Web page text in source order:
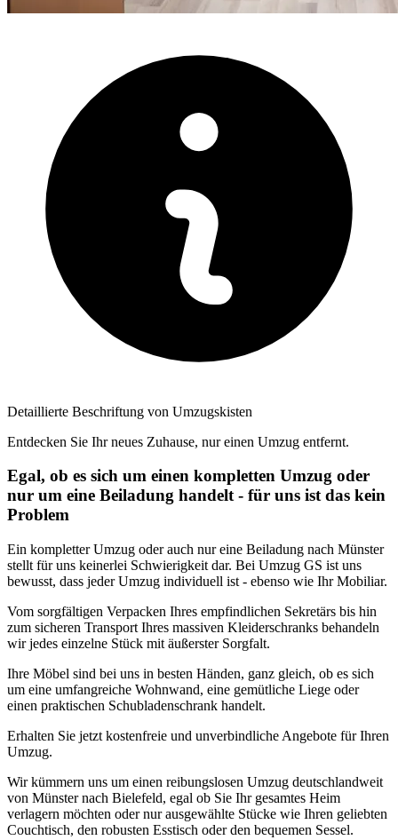
Detaillierte Beschriftung von Umzugskisten
Entdecken Sie Ihr neues Zuhause, nur einen Umzug entfernt.
Egal, ob es sich um einen kompletten Umzug oder
nur um eine Beiladung handelt - für uns ist das kein
Problem
Ein kompletter Umzug oder auch nur eine Beiladung nach Münster
stellt für uns keinerlei Schwierigkeit dar. Bei Umzug GS ist uns
bewusst, dass jeder Umzug individuell ist - ebenso wie Ihr Mobiliar.
Vom sorgfältigen Verpacken Ihres empfindlichen Sekretärs bis hin
zum sicheren Transport Ihres massiven Kleiderschranks behandeln
wir jedes einzelne Stück mit äußerster Sorgfalt.
Ihre Möbel sind bei uns in besten Händen, ganz gleich, ob es sich
um eine umfangreiche Wohnwand, eine gemütliche Liege oder
einen praktischen Schubladenschrank handelt.
Erhalten Sie jetzt kostenfreie und unverbindliche Angebote für Ihren
Umzug.
Wir kümmern uns um einen reibungslosen Umzug deutschlandweit
von Münster nach Bielefeld, egal ob Sie Ihr gesamtes Heim
verlagern möchten oder nur ausgewählte Stücke wie Ihren geliebten
Couchtisch, den robusten Esstisch oder den bequemen Sessel.